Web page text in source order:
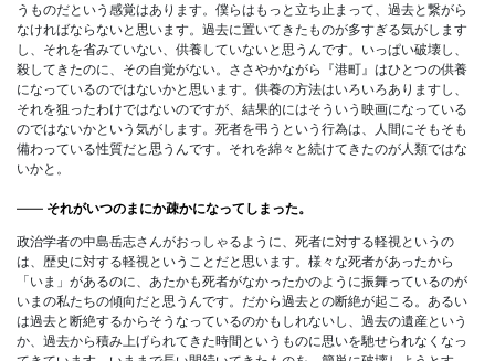
うものだという感覚はあります。僕らはもっと立ち止まって、過去と繋がら
なければならないと思います。過去に置いてきたものが多すぎる気がします
し、それを省みていない、供養していないと思うんです。いっぱい破壊し、
殺してきたのに、その自覚がない。ささやかながら『港町』はひとつの供養
になっているのではないかと思います。供養の方法はいろいろありますし、
それを狙ったわけではないのですが、結果的にはそういう映画になっている
のではないかという気がします。死者を弔うという行為は、人間にそもそも
備わっている性質だと思うんです。それを綿々と続けてきたのが人類ではな
いかと。
―― それがいつのまにか疎かになってしまった。
政治学者の中島岳志さんがおっしゃるように、死者に対する軽視というの
は、歴史に対する軽視ということだと思います。様々な死者があったから
「いま」があるのに、あたかも死者がなかったかのように振舞っているのが
いまの私たちの傾向だと思うんです。だから過去との断絶が起こる。あるい
は過去と断絶するからそうなっているのかもしれないし、過去の遺産という
か、過去から積み上げられてきた時間というものに思いを馳せられなくなっ